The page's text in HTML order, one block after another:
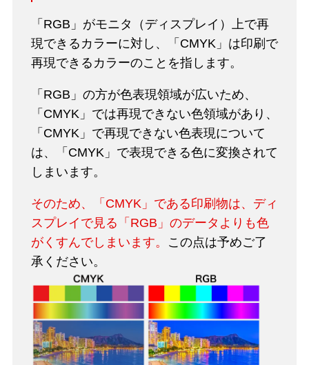
「RGB」がモニタ（ディスプレイ）上で再
現できるカラーに対し、「CMYK」は印刷で
再現できるカラーのことを指します。
「RGB」の方が色表現領域が広いため、
「CMYK」では再現できない色領域があり、
「CMYK」で再現できない色表現について
は、「CMYK」で表現できる色に変換されて
しまいます。
そのため、「CMYK」である印刷物は、ディ
スプレイで見る「RGB」のデータよりも色
がくすんでしまいます。
この点は予めご了
承ください。